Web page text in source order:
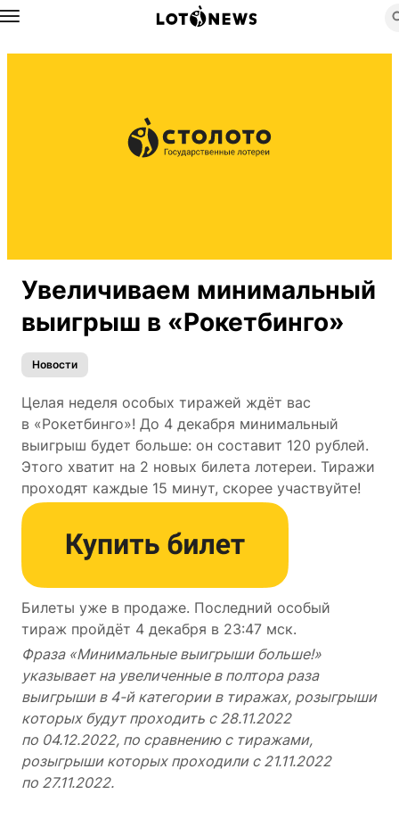
Назад
Увеличиваем минимальный
выигрыш в «Рокетбинго»
Новости
Целая неделя особых тиражей ждёт вас
в «Рокетбинго»! До 4 декабря минимальный
выигрыш будет больше: он составит 120 рублей.
Этого хватит на 2 новых билета лотереи. Тиражи
проходят каждые 15 минут, скорее участвуйте!
Билеты уже в продаже. Последний особый
тираж пройдёт 4 декабря в 23:47 мск.
Фраза «Минимальные выигрыши больше!»
указывает на увеличенные в полтора раза
выигрыши в 4-й категории в тиражах, розыгрыши
которых будут проходить с 28.11.2022
по 04.12.2022, по сравнению с тиражами,
розыгрыши которых проходили с 21.11.2022
по 27.11.2022.